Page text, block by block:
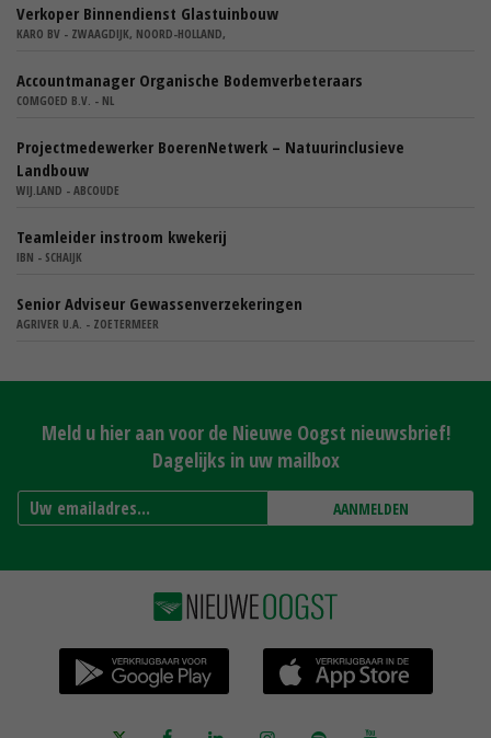
Verkoper Binnendienst Glastuinbouw
KARO BV - ZWAAGDIJK, NOORD-HOLLAND,
Accountmanager Organische Bodemverbeteraars
COMGOED B.V. - NL
Projectmedewerker BoerenNetwerk – Natuurinclusieve
Landbouw
WIJ.LAND - ABCOUDE
Teamleider instroom kwekerij
IBN - SCHAIJK
Senior Adviseur Gewassenverzekeringen
AGRIVER U.A. - ZOETERMEER
Meld u hier aan voor de Nieuwe Oogst nieuwsbrief!
Dagelijks in uw mailbox
AANMELDEN